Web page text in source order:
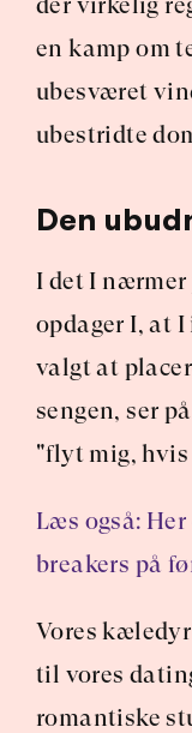
en kamp om
ubesværet
ubestridte
Den
I det I
opdager I, at
valgt at
sengen, ser
"flyt mig,
Læs også: Her
breakers på
Vores
til vores
romantiske